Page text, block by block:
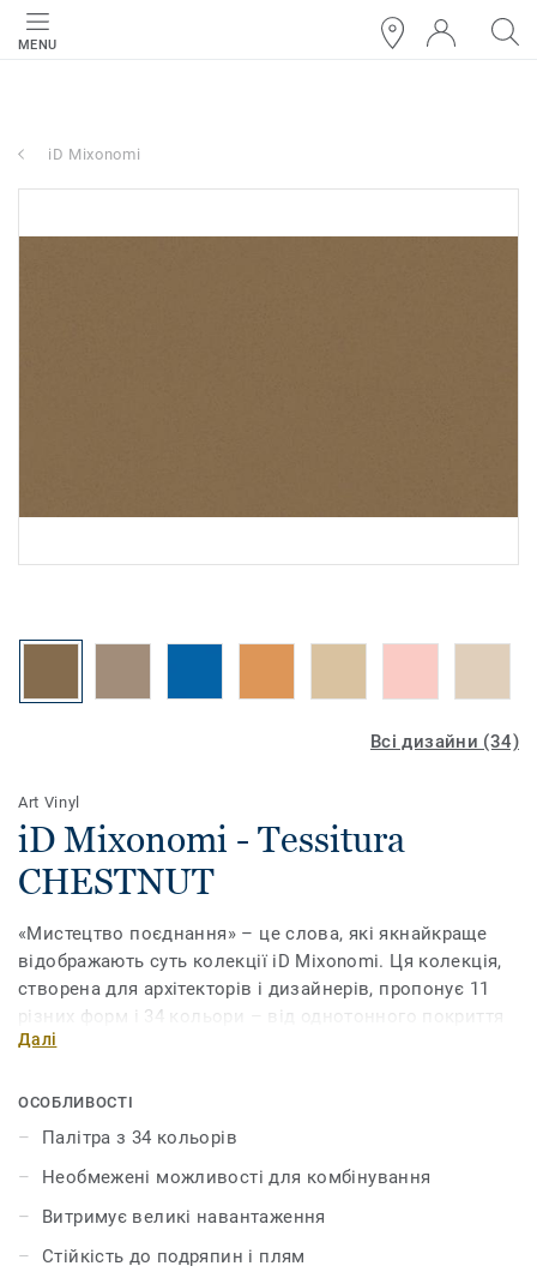
MENU
iD Mixonomi
Всі дизайни (34)
Art Vinyl
iD Mixonomi - Tessitura
CHESTNUT
«Мистецтво поєднання» – це слова, які якнайкраще
відображають суть колекції iD Mixonomi. Ця колекція,
створена для архітекторів і дизайнерів, пропонує 11
різних форм і 34 кольори – від однотонного покриття
до складних композицій. Ви можете грати з відтінками
проектами на новий рівень. У квітні 2017 року
колекція iD Mixonomi була відзначена престижною
премією Red Dot Award у номінації «Дизайн продукту».
Далі
ОСОБЛИВОСТІ
Палітра з 34 кольорів
Необмежені можливості для комбінування
Витримує великі навантаження
Стійкість до подряпин і плям